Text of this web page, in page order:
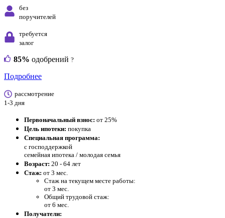
без
поручителей
требуется
залог
85% одобрений ?
Подробнее
рассмотрение
1-3 дня
Первоначальный взнос: от 25%
Цель ипотеки: покупка
Специальная программа:
с господдержкой
семейная ипотека / молодая семья
Возраст: 20 - 64 лет
Стаж: от 3 мес.
Стаж на текущем месте работы:
от 3 мес.
Общий трудовой стаж:
от 6 мес.
Получатели: